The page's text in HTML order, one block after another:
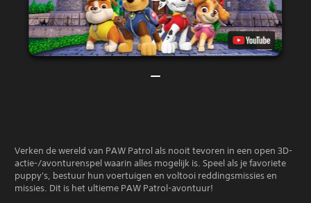
Verken de wereld van PAW Patrol als nooit tevoren in een open 3D-
actie-/avonturenspel waarin alles mogelijk is. Speel als je favoriete
puppy's, bestuur hun voertuigen en voltooi reddingsmissies en
missies. Dit is het ultieme PAW Patrol-avontuur!